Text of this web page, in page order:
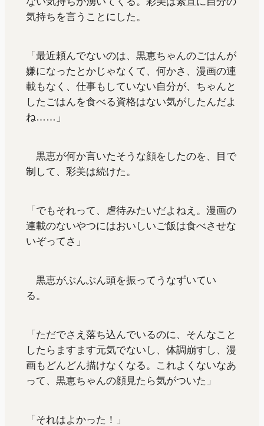
気持ちを言うことにした。
「最近頼んでないのは、黒恵ちゃんのごはんが
嫌になったとかじゃなくて、何かさ、漫画の連
載もなく、仕事もしていない自分が、ちゃんと
したごはんを食べる資格はない気がしたんだよ
ね……」
黒恵が何か言いたそうな顔をしたのを、目で
制して、彩美は続けた。
「でもそれって、虐待みたいだよねえ。漫画の
連載のないやつにはおいしいご飯は食べさせな
いぞってさ」
黒恵がぶんぶん頭を振ってうなずいてい
る。
「ただでさえ落ち込んでいるのに、そんなこと
したらますます元気でないし、体調崩すし、漫
画もどんどん描けなくなる。これよくないなあ
って、黒恵ちゃんの顔見たら気がついた」
「それはよかった！」